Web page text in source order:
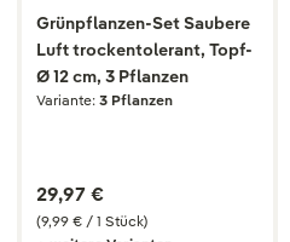
Grünpflanzen-Set Saubere
Luft trockentolerant, Topf-
Ø 12 cm, 3 Pflanzen
Variante: 3 Pflanzen
(9,99 € / 1 Stück)
29,97 €